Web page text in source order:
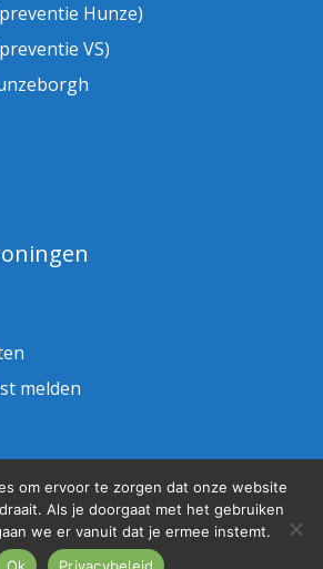
Hunze)
VS)
melden
Privacybeleid
om ervoor te zorgen dat onze website
Als je doorgaat met het gebruiken
we er vanuit dat je ermee instemt.
Ok
Privacybeleid